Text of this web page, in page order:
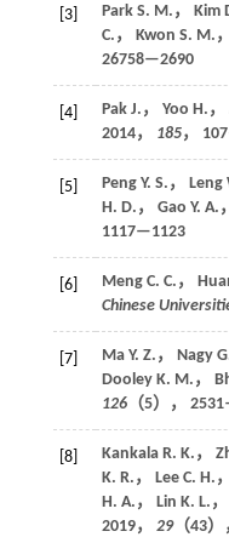
[3]
Park S. M.， Kim
C.， Kwon S. M.，
26758—2690
[4] Pak J.， Yoo H.，
2014， 185，
[5]
Peng Y. S.，
H. D.， Gao Y. A.
1117—1123
[6] Meng C. C.，
Chinese
[7]
Ma Y. Z.， Nagy
Dooley K. M.，
126（5），
[8]
Kankala R. K.，
K. R.， Lee C. H.
H. A.， Lin K. L.
2019， 29（43）